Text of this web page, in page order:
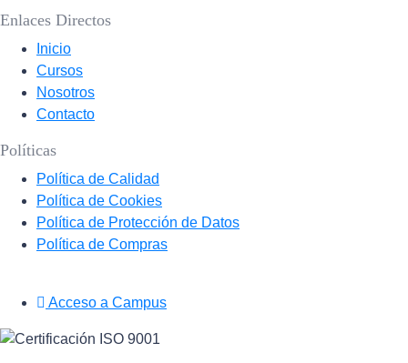
Enlaces Directos
Inicio
Cursos
Nosotros
Contacto
Políticas
Política de Calidad
Política de Cookies
Política de Protección de Datos
Política de Compras
Acceso a Campus